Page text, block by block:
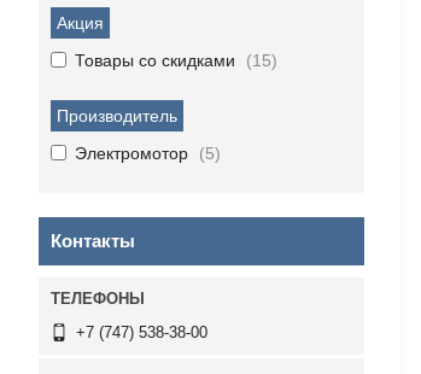
Акция
Товары со скидками
15
Производитель
Электромотор
5
Контакты
+7 (747) 538-38-00